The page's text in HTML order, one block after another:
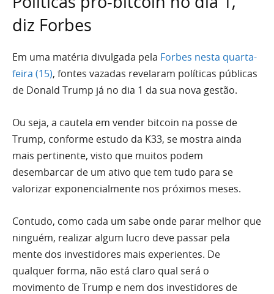
diz Forbes
Em uma matéria divulgada pela Forbes nesta quarta-
feira (15), fontes vazadas revelaram políticas públicas
de Donald Trump já no dia 1 da sua nova gestão.
Ou seja, a cautela em vender bitcoin na posse de
Trump, conforme estudo da K33, se mostra ainda
mais pertinente, visto que muitos podem
desembarcar de um ativo que tem tudo para se
valorizar exponencialmente nos próximos meses.
Contudo, como cada um sabe onde parar melhor que
ninguém, realizar algum lucro deve passar pela
mente dos investidores mais experientes. De
qualquer forma, não está claro qual será o
movimento de Trump e nem dos investidores de